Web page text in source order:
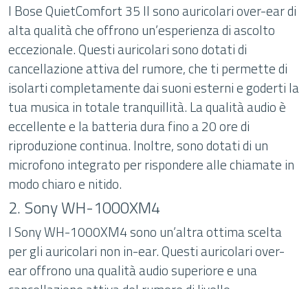
I Bose QuietComfort 35 II sono auricolari over-ear di
alta qualità che offrono un’esperienza di ascolto
eccezionale. Questi auricolari sono dotati di
cancellazione attiva del rumore, che ti permette di
isolarti completamente dai suoni esterni e goderti la
tua musica in totale tranquillità. La qualità audio è
eccellente e la batteria dura fino a 20 ore di
riproduzione continua. Inoltre, sono dotati di un
microfono integrato per rispondere alle chiamate in
modo chiaro e nitido.
2. Sony WH-1000XM4
I Sony WH-1000XM4 sono un’altra ottima scelta
per gli auricolari non in-ear. Questi auricolari over-
ear offrono una qualità audio superiore e una